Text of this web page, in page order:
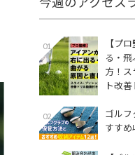
01
【プ
る・
方！ス
ト改
02
ゴルフ
すすめ